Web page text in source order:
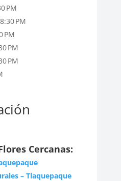
PM
PM
PM
PM
PM
Cercanas:
– Tlaquepaque